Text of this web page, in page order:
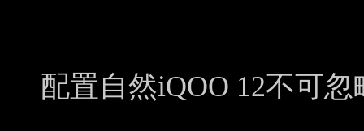
配置自然iQOO 12不可